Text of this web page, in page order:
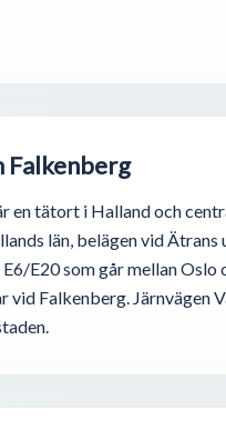
Falkenberg
en tätort i Halland och
län, belägen vid
E20 som går mellan Oslo
vid Falkenberg. Järnvägen